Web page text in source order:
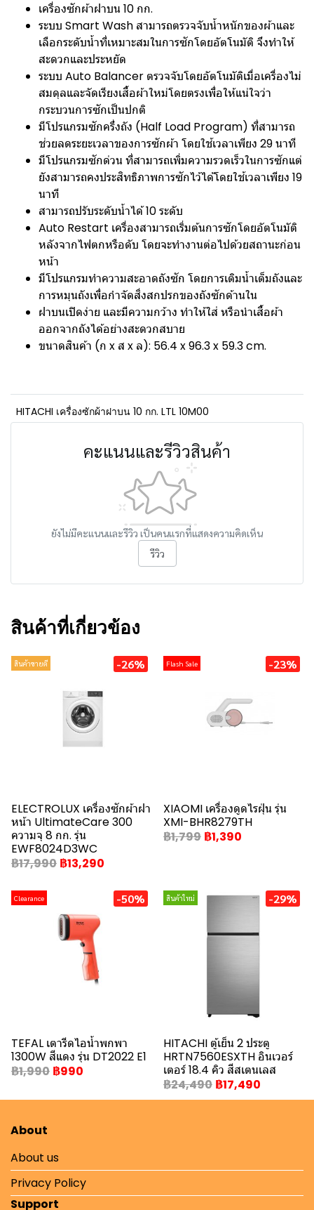
เครื่องซักผ้าฝาบน 10 กก.
ระบบ Smart Wash สามารถตรวจจับน้ำหนักของผ้าและ
เลือกระดับน้ำที่เหมาะสมในการซักโดยอัตโนมัติ จึงทำให้
สะดวกและประหยัด
ระบบ Auto Balancer ตรวจจับโดยอัตโนมัติเมื่อเครื่องไม่
สมดุลและจัดเรียงเสื้อผ้าใหม่โดยตรงเพื่อให้แน่ใจว่า
กระบวนการซักเป็นปกติ
มีโปรแกรมซักครึ่งถัง (Half Load Program) ที่สามารถ
ช่วยลดระยะเวลาของการซักผ้า โดยใช้เวลาเพียง 29 นาที
มีโปรแกรมซักด่วน ที่สามารถเพิ่มความรวดเร็วในการซักแต่
ยังสามารถคงประสิทธิภาพการซักไว้ได้โดยใช้เวลาเพียง 19
นาที
สามารถปรับระดับน้ำได้ 10 ระดับ
Auto Restart เครื่องสามารถเริ่มต้นการซักโดยอัตโนมัติ
หลังจากไฟตกหรือดับ โดยจะทำงานต่อไปด้วยสถานะก่อน
หน้า
มีโปรแกรมทำความสะอาดถังซัก โดยการเติมน้ำเต็มถังและ
การหมุนถังเพื่อกำจัดสิ่งสกปรกของถังซักด้านใน
ฝาบนเปิดง่าย และมีความกว้าง ทำให้ใส่ หรือนำเสื้อผ้า
ออกจากถังได้อย่างสะดวกสบาย
ขนาดสินค้า (ก x ส x ล): 56.4 x 96.3 x 59.3 cm.
HITACHI เครื่องซักผ้าฝาบน 10 กก. LTL 10M00
คะแนนและรีวิวสินค้า
ยังไม่มีคะแนนและรีวิว เป็นคนแรกที่แสดงความคิดเห็น
รีวิว
สินค้าที่เกี่ยวข้อง
สินค้าขายดี -26%
ELECTROLUX เครื่องซักผ้าฝา
หน้า UltimateCare 300
ความจุ 8 กก. รุ่น
EWF8024D3WC
฿17,990 ฿13,290
Flash Sale -23%
XIAOMI เครื่องดูดไรฝุ่น รุ่น
XMI-BHR8279TH
฿1,799 ฿1,390
Clearance -50%
TEFAL เตารีดไอน้ำพกพา
1300W สีแดง รุ่น DT2022 E1
฿1,990 ฿990
สินค้าใหม่ -29%
HITACHI ตู้เย็น 2 ประตู
HRTN7560ESXTH อินเวอร์
เตอร์ 18.4 คิว สีสเตนเลส
฿24,490 ฿17,490
About
About us
Privacy Policy
Support